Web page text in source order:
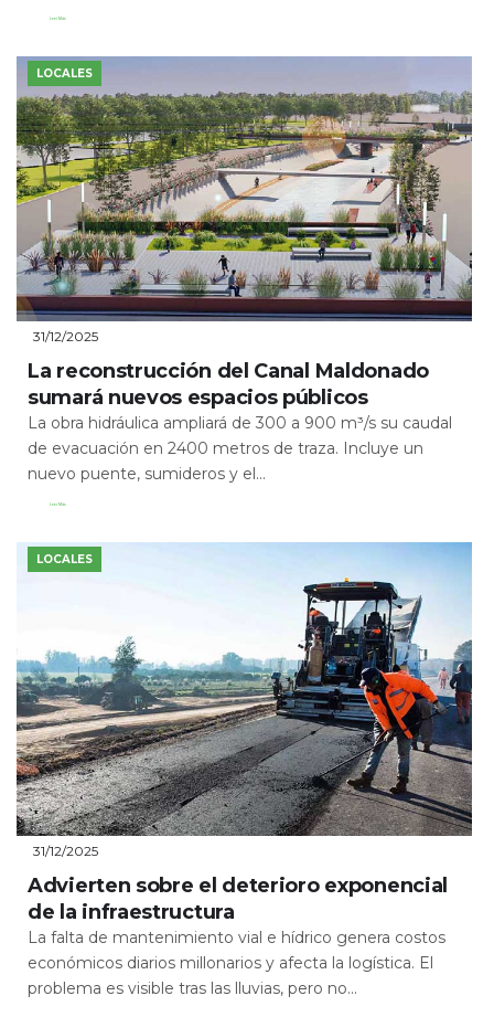
Leer Más
LOCALES
31/12/2025
La reconstrucción del Canal Maldonado
sumará nuevos espacios públicos
La obra hidráulica ampliará de 300 a 900 m³/s su caudal
de evacuación en 2400 metros de traza. Incluye un
nuevo puente, sumideros y el...
Leer Más
LOCALES
31/12/2025
Advierten sobre el deterioro exponencial
de la infraestructura
La falta de mantenimiento vial e hídrico genera costos
económicos diarios millonarios y afecta la logística. El
problema es visible tras las lluvias, pero no...